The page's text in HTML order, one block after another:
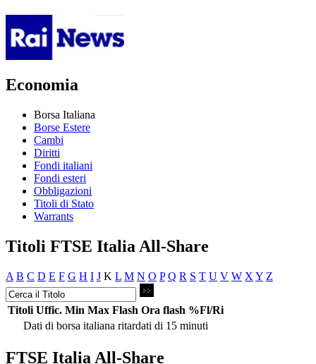
Economia
Borsa Italiana
Borse Estere
Cambi
Diritti
Fondi italiani
Fondi esteri
Obbligazioni
Titoli di Stato
Warrants
Titoli FTSE Italia All-Share
A B C D E F G H I J K L M N O P Q R S T U V W X Y Z
Titoli Uffic. Min Max Flash Ora flash %Fl/Ri
Dati di borsa italiana ritardati di 15 minuti
FTSE Italia All-Share